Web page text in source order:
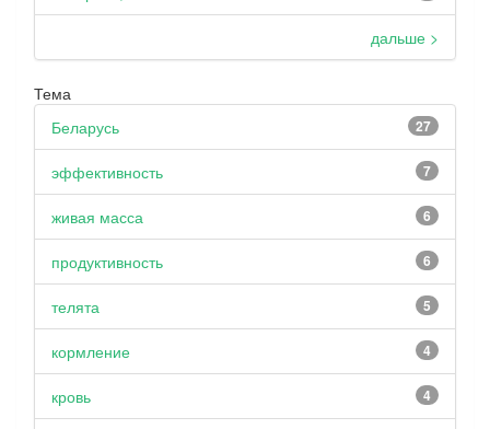
дальше >
Тема
27
Беларусь
7
эффективность
6
живая масса
6
продуктивность
5
телята
4
кормление
4
кровь